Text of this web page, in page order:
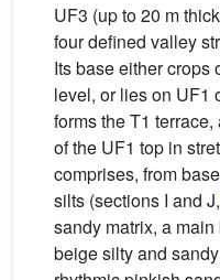
UF3 (up to 20 m
four defined valley
Its base either crops
level, or lies on UF1
forms the T1
of the UF1 top in
comprises, from
silts (sections I and J,
sandy matrix, a
beige silty and